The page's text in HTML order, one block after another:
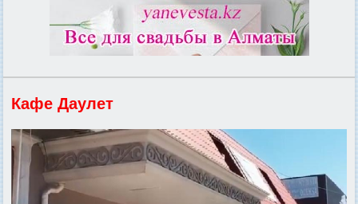
Кафе Даулет